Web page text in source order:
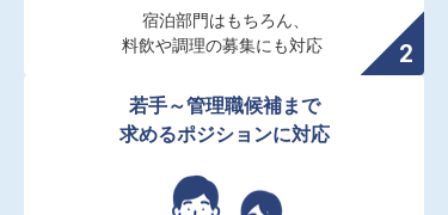
宿泊部門はもちろん、
料飲や調理の募集にも対応
若手～管理職候補まで
求めるポジションに対応